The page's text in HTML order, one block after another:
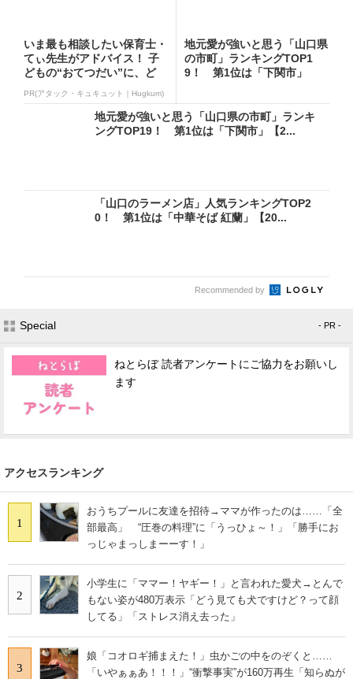
いま最も相談したい保育士・
てぃ先生がアドバイス！ 子
どもの“おてつだい”に、ど
PR(アタック・キュキュット｜Hugkum)
地元愛が強いと思う「山口県
の市町」ランキングTOP1
9！ 第1位は「下関市」
地元愛が強いと思う「山口県の市町」ランキ
ングTOP19！ 第1位は「下関市」【2...
「山口のラーメン店」人気ランキングTOP2
0！ 第1位は「中華そば 紅蘭」【20...
Recommended by
Special - PR -
ねとらぼ 読者アンケートにご協力をお願いし
ます
アクセスランキング
1
おうちプールに友達を招待→ママが作ったのは……「全
部最高」 “圧巻の料理”に「うっひょ～！」「勝手にお
っじゃまっしまーーす！」
2
小学生に「ママー！ヤギー！」と言われた愛犬→とんで
もない姿が480万表示「どう見ても犬ですけど？って顔
してる」「ストレス消え去った」
3
娘「コオロギ捕まえた！」虫かごの中をのぞくと……
「いやぁぁあ！！！」“衝撃事実”が160万再生「知らぬが